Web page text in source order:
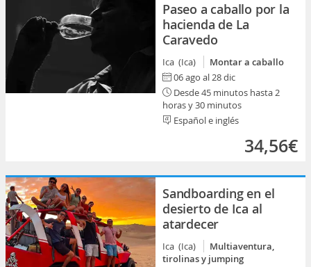
Paseo a caballo por la
hacienda de La
Caravedo
Ica (Ica)
Montar a caballo
06 ago al 28 dic
Desde 45 minutos hasta 2
horas y 30 minutos
Español e inglés
34,56€
Sandboarding en el
desierto de Ica al
atardecer
Ica (Ica)
Multiaventura,
tirolinas y jumping